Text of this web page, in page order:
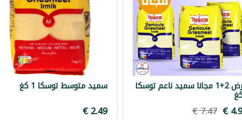
عرض 2+1 مجانا سميد ناعم توسكا سميد متوسط توسكا 1 كغ